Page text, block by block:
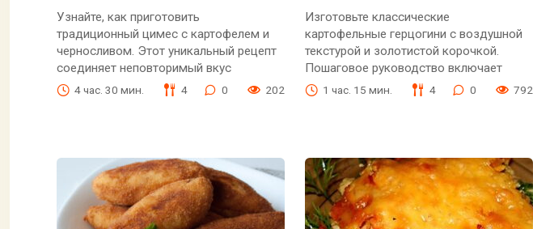
Узнайте, как приготовить
традиционный цимес с картофелем и
черносливом. Этот уникальный рецепт
соединяет неповторимый вкус
4 час. 30 мин. 4 0 202
Изготовьте классические
картофельные герцогини с воздушной
текстурой и золотистой корочкой.
Пошаговое руководство включает
1 час. 15 мин. 4 0 792